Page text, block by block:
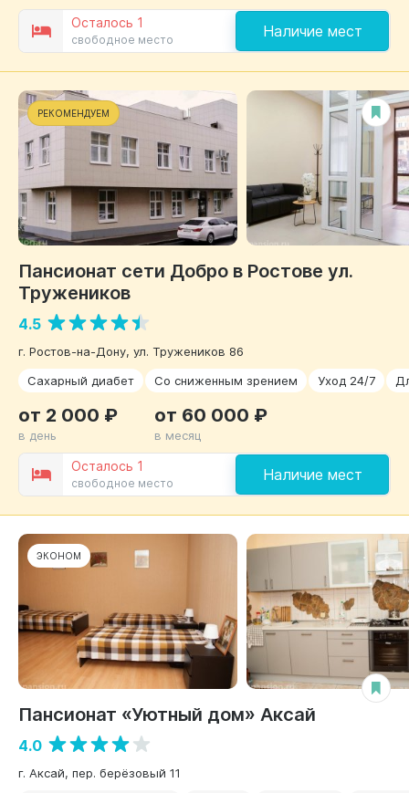
Осталось 1
свободное место Наличие мест
РЕКОМЕНДУЕМ
Пансионат сети Добро в Ростове ул.
Тружеников
4.5
г. Ростов-на-Дону, ул. Тружеников 86
Сахарный диабет
Со сниженным зрением Уход 24/7
Осталось 1
свободное место Наличие мест
от 2 000 ₽
в день
от 60 000 ₽
в месяц
ЭКОНОМ
Пансионат «Уютный дом» Аксай
4.0
г. Аксай, пер. берёзовый 11